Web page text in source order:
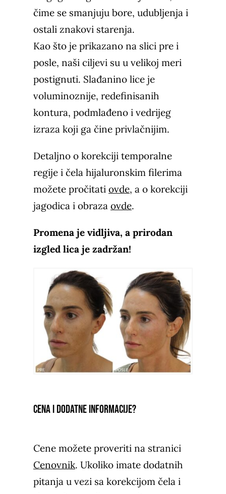
čime se smanjuju bore, udubljenja i
ostali znakovi starenja.
Kao što je prikazano na slici pre i
posle, naši ciljevi su u velikoj meri
postignuti. Slađanino lice je
voluminoznije, redefinisanih
kontura, podmlađeno i vedrijeg
izraza koji ga čine privlačnijim.
Detaljno o korekciji temporalne
regije i čela hijaluronskim filerima
možete pročitati ovde, a o korekciji
jagodica i obraza ovde.
Promena je vidljiva, a prirodan
izgled lica je zadržan!
Cena i dodatne informacije?
Cene možete proveriti na stranici
Cenovnik. Ukoliko imate dodatnih
pitanja u vezi sa korekcijom čela i